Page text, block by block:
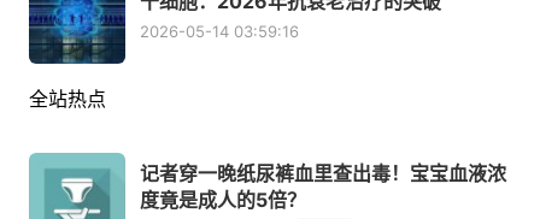
2026-05-14 03:59:16
全站热点
记者穿一晚纸尿裤血里查出毒！宝宝血液浓
度竟是成人的5倍？